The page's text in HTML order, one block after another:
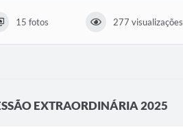
15 fotos 277 visualizações
EXTRAORDINÁRIA 2025